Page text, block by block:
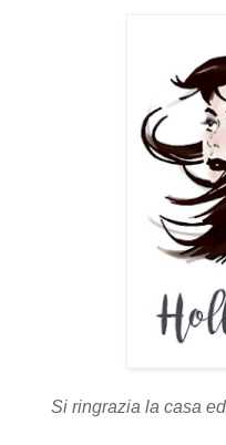
Si ringrazia la casa